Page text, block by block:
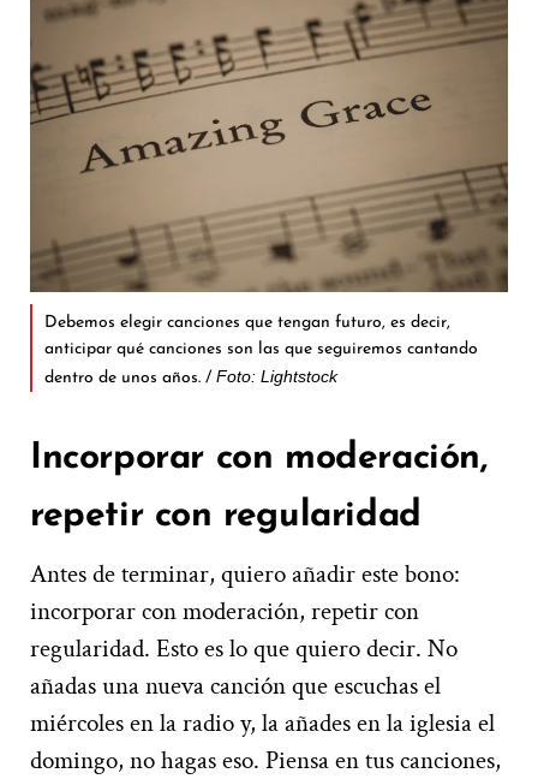
Debemos elegir canciones que tengan futuro, es decir,
anticipar qué canciones son las que seguiremos cantando
dentro de unos años. / Foto: Lightstock
Incorporar con moderación,
repetir con regularidad
Antes de terminar, quiero añadir este bono:
incorporar con moderación, repetir con
regularidad. Esto es lo que quiero decir. No
añadas una nueva canción que escuchas el
miércoles en la radio y, la añades en la iglesia el
domingo, no hagas eso. Piensa en tus canciones,